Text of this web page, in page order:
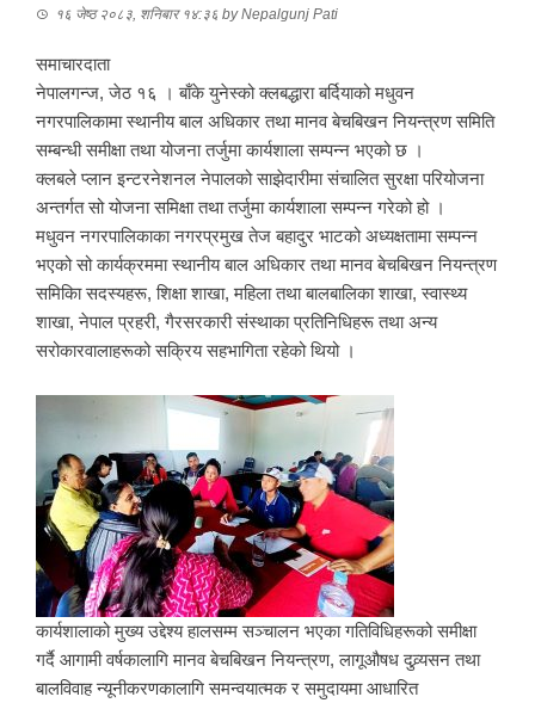
१६ जेष्ठ २०८३, शनिबार १४:३६ byNepalgunj Pati
समाचारदाता
नेपालगन्ज, जेठ १६ । बाँके युनेस्को क्लबद्धारा बर्दियाको मधुवन
नगरपालिकामा स्थानीय बाल अधिकार तथा मानव बेचबिखन नियन्त्रण समिति
सम्बन्धी समीक्षा तथा योजना तर्जुमा कार्यशाला सम्पन्न भएको छ ।
क्लबले प्लान इन्टरनेशनल नेपालको साझेदारीमा संचालित सुरक्षा परियोजना
अन्तर्गत सो योजना समिक्षा तथा तर्जुमा कार्यशाला सम्पन्न गरेको हो ।
मधुवन नगरपालिकाका नगरप्रमुख तेज बहादुर भाटको अध्यक्षतामा सम्पन्न
भएको सो कार्यक्रममा स्थानीय बाल अधिकार तथा मानव बेचबिखन नियन्त्रण
समिकिा सदस्यहरू, शिक्षा शाखा, महिला तथा बालबालिका शाखा, स्वास्थ्य
शाखा, नेपाल प्रहरी, गैरसरकारी संस्थाका प्रतिनिधिहरू तथा अन्य
सरोकारवालाहरूको सक्रिय सहभागिता रहेको थियो ।
कार्यशालाको मुख्य उद्देश्य हालसम्म सञ्चालन भएका गतिविधिहरूको समीक्षा
गर्दै आगामी वर्षकालागि मानव बेचबिखन नियन्त्रण, लागूऔषध दुव्र्यसन तथा
बालविवाह न्यूनीकरणकालागि समन्वयात्मक र समुदायमा आधारित